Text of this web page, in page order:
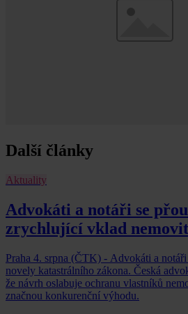
Další články
Aktuality
Advokáti a notáři se
zrychlující vklad
Praha 4. srpna (ČTK) - Advokáti a
novely katastrálního zákona. Česká
že návrh oslabuje ochranu vlastníků
značnou konkurenční výhodu.